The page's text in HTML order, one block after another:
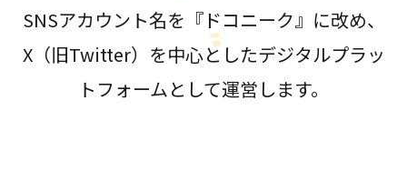
SNSアカウント名を『ドコニーク』に改め、
X（旧Twitter）を中心としたデジタルプラッ
トフォームとして運営します。